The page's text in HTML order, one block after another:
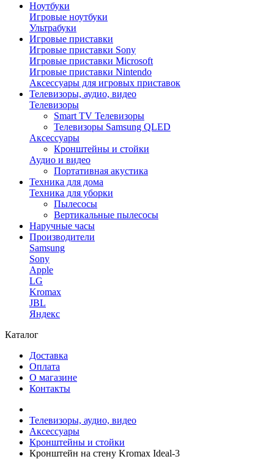
Ноутбуки
Игровые ноутбуки
Ультрабуки
Игровые приставки
Игровые приставки Sony
Игровые приставки Microsoft
Игровые приставки Nintendo
Аксессуары для игровых приставок
Телевизоры, аудио, видео
Телевизоры
Smart TV Телевизоры
Телевизоры Samsung QLED
Аксессуары
Кронштейны и стойки
Аудио и видео
Портативная акустика
Техника для дома
Техника для уборки
Пылесосы
Вертикальные пылесосы
Наручные часы
Производители
Samsung
Sony
Apple
LG
Kromax
JBL
Яндекс
Каталог
Доставка
Оплата
О магазине
Контакты
Телевизоры, аудио, видео
Аксессуары
Кронштейны и стойки
Кронштейн на стену Kromax Ideal-3